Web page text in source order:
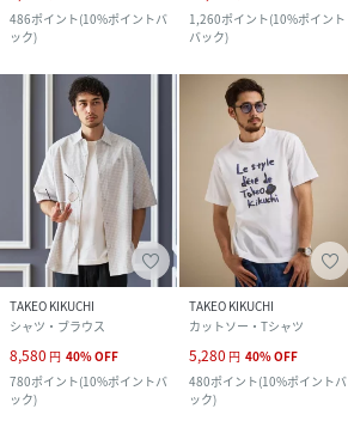
486ポイント(10%ポイントバ
ック)
1,260ポイント(10%ポイント
バック)
TAKEO KIKUCHI
シャツ・ブラウス
8,580 円 40%OFF
780ポイント(10%ポイントバ
ック)
TAKEO KIKUCHI
カットソー・Tシャツ
5,280 円 40%OFF
480ポイント(10%ポイントバ
ック)